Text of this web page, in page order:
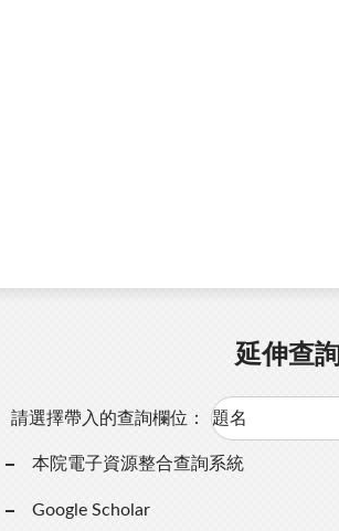
延伸查詢
請選擇帶入的查詢欄位：
本院電子資源整合查詢系統
Google Scholar